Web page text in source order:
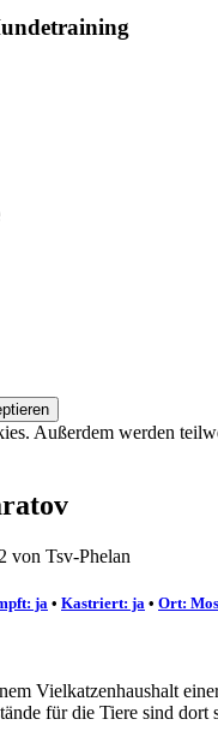
Außerdem werden
von Tsv-Phelan
ja• Kastriert: ja • Ort:
Vielkatzenhaushalt
für die Tiere sind dort